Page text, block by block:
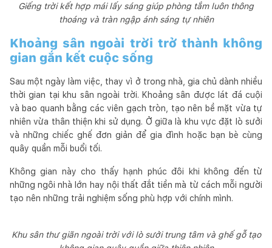
Giếng trời kết hợp mái lấy sáng giúp phòng tắm luôn thông
thoáng và tràn ngập ánh sáng tự nhiên
Khoảng sân ngoài trời trở thành không
gian gắn kết cuộc sống
Sau một ngày làm việc, thay vì ở trong nhà, gia chủ dành nhiều
thời gian tại khu sân ngoài trời. Khoảng sân được lát đá cuội
và bao quanh bằng các viên gạch tròn, tạo nên bề mặt vừa tự
nhiên vừa thân thiện khi sử dụng. Ở giữa là khu vực đặt lò sưởi
và những chiếc ghế đơn giản để gia đình hoặc bạn bè cùng
quây quần mỗi buổi tối.
Không gian này cho thấy hạnh phúc đôi khi không đến từ
những ngôi nhà lớn hay nội thất đắt tiền mà từ cách mỗi người
tạo nên những trải nghiệm sống phù hợp với chính mình.
Khu sân thư giãn ngoài trời với lò sưởi trung tâm và ghế gỗ tạo